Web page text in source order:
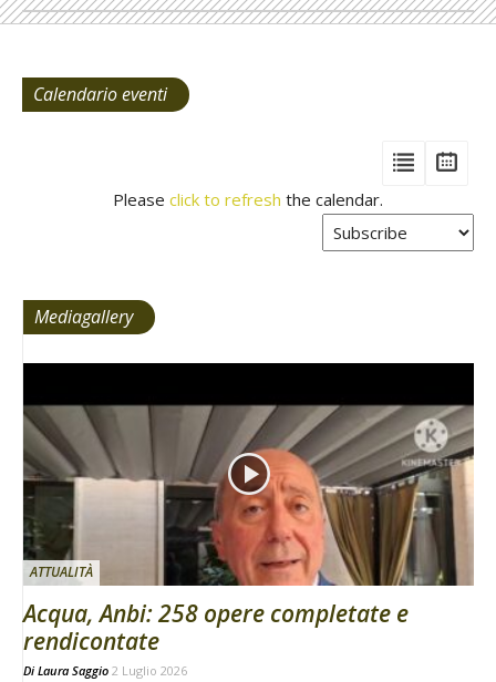
Calendario eventi
View
Please click to refresh the calendar.
Mediagallery
ATTUALITÀ
Acqua, Anbi: 258 opere completate e
rendicontate
Di Laura Saggio 2 Luglio 2026